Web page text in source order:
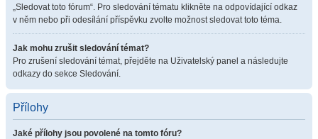
„Sledovat toto fórum“. Pro sledování tématu klikněte na odpovídající odkaz
v něm nebo při odesílání příspěvku zvolte možnost sledovat toto téma.
Jak mohu zrušit sledování témat?
Pro zrušení sledování témat, přejděte na Uživatelský panel a následujte
odkazy do sekce Sledování.
Přílohy
Jaké přílohy jsou povolené na tomto fóru?